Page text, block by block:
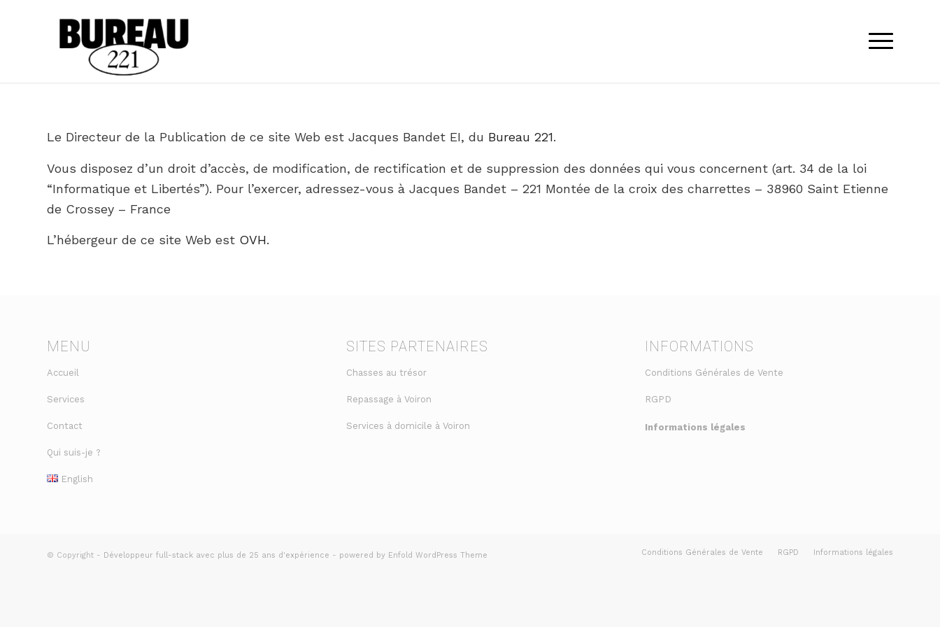
Le Directeur de la Publication de ce site Web est Jacques Bandet EI, du Bureau 221.
Vous disposez d’un droit d’accès, de modification, de rectification et de suppression des données qui vous concernent (art. 34 de la loi
“Informatique et Libertés”). Pour l’exercer, adressez-vous à Jacques Bandet – 221 Montée de la croix des charrettes – 38960 Saint Etienne
de Crossey – France
L’hébergeur de ce site Web est OVH.
MENU
Accueil
Services
Contact
Qui suis-je ?
English
SITES PARTENAIRES
Chasses au trésor
Repassage à Voiron
Services à domicile à Voiron
INFORMATIONS
Conditions Générales de Vente
RGPD
Informations légales
© Copyright - Développeur full-stack avec plus de 25 ans d'expérience - powered by Enfold WordPress Theme Conditions Générales de Vente RGPD Informations légales